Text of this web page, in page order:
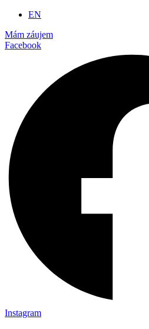
EN
Mám záujem
Facebook
Instagram